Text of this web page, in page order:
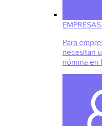
Para
necesitan
nómina en